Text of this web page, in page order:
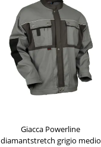
Giacca Powerline
diamantstretch grigio medio